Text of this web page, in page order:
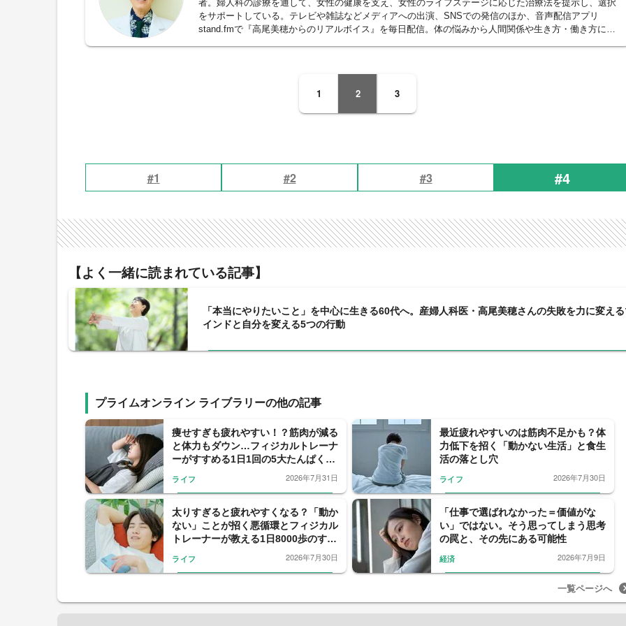
者。婦人科の診療を通して、女性の健康を支え、女性のライフステージに応じた治療法を提示し、選択
をサポートしている。テレビや雑誌などメディアへの出演、SNSでの発信のほか、音声配信アプリ
stand.fmで『高尾美穂からのリアルボイス』を毎日配信。体の悩みから人間関係や生き方・働き方にま
1 2 3
#1 #2 #3 #4
【よく一緒に読まれている記事】
「本当にやりたいこと」を中心に生きる60代へ。産婦人科医・高尾美穂さんの失敗を力に変え
インドと自分を変える5つの行動
プライムオンライン ライブラリーの他の記事
痩せすぎも疲れやすい！？筋肉が減る
と体力もダウン…フィジカルトレーナ
ーがすすめる1日1回の5大たんぱく源
ライフ 2026年7月31日
最近疲れやすいのは筋肉不足かも？体
力低下を招く「動かない生活」と食生
活の落とし穴
ライフ 2026年7月30日
太りすぎると疲れやすくなる？「動か
ない」ことが招く悪循環とフィジカル
トレーナーが教える1日8000歩のすす
ライフ 2026年7月30日
「仕事で選ばれなかった＝価値がな
い」ではない。そう思ってしまう思考
の罠と、その先にある可能性
経済 2026年7月9日
一覧ページへ